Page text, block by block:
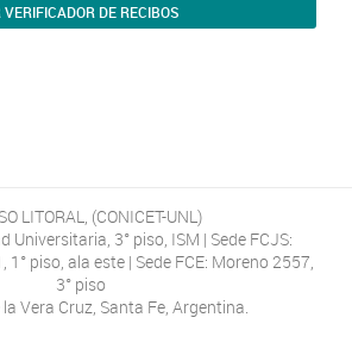
VERIFICADOR DE RECIBOS
LITORAL, (CONICET-UNL)
Universitaria, 3° piso, ISM | Sede FCJS:
piso, ala este | Sede FCE: Moreno 2557,
3° piso
Vera Cruz, Santa Fe, Argentina.